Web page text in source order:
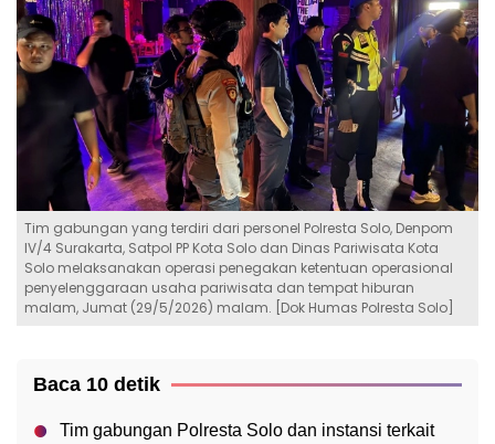
Tim gabungan yang terdiri dari personel Polresta Solo, Denpom
IV/4 Surakarta, Satpol PP Kota Solo dan Dinas Pariwisata Kota
Solo melaksanakan operasi penegakan ketentuan operasional
penyelenggaraan usaha pariwisata dan tempat hiburan
malam, Jumat (29/5/2026) malam. [Dok Humas Polresta Solo]
Baca 10 detik
Tim gabungan Polresta Solo dan instansi terkait